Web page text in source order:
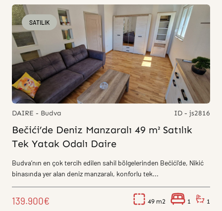
SATILIK
DAIRE - Budva ID - js2816
Bečići’de Deniz Manzaralı 49 m² Satılık
Tek Yatak Odalı Daire
Budva’nın en çok tercih edilen sahil bölgelerinden Bečići’de, Nikić
binasında yer alan deniz manzaralı, konforlu tek...
139.900€ 49 1 1